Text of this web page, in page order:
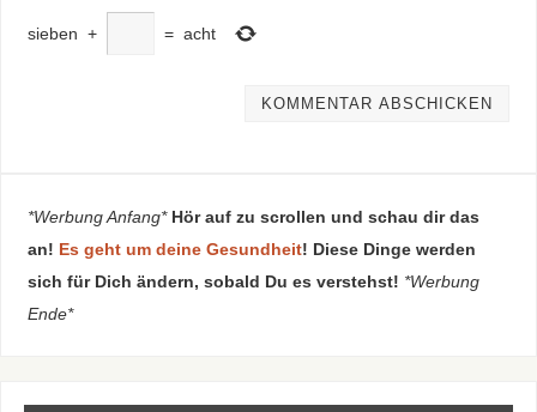
sieben + = acht
*Werbung Anfang* Hör auf zu scrollen und schau dir das
an! Es geht um deine Gesundheit! Diese Dinge werden
sich für Dich ändern, sobald Du es verstehst! *Werbung
Ende*